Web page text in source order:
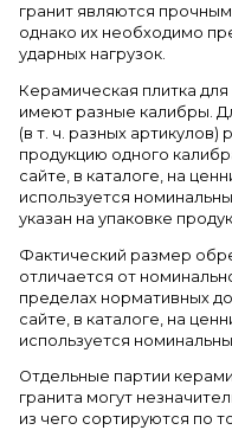
гранит являются
однако их необходимо
ударных нагрузок.
Керамическая плитка
имеют разные калибры.
(в т. ч. разных
продукцию одного
сайте, в каталоге, на
используется
указан на упаковке
Фактический размер
отличается от
пределах нормативных
сайте, в каталоге, на
используется
Отдельные партии
гранита могут
из чего сортируются по